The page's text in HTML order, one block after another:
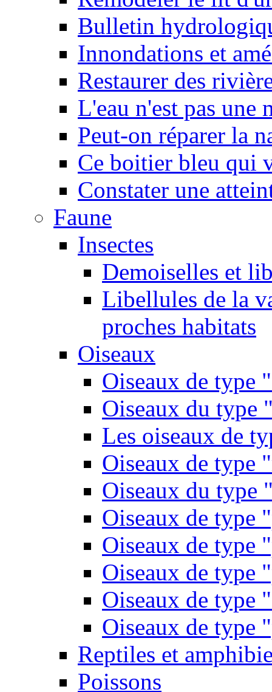
Bulletin
Innondations et
Restaurer des
L'eau n'est pas une
Peut-on réparer la
Ce boitier bleu qui
Constater une
Faune
Insectes
Demoiselles et
Libellules de la
proches habitats
Oiseaux
Oiseaux de type
Oiseaux du type
Les oiseaux de
Oiseaux de type
Oiseaux du type
Oiseaux de type
Oiseaux de type
Oiseaux de type
Oiseaux de type
Oiseaux de type
Reptiles et
Poissons